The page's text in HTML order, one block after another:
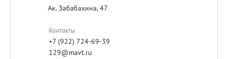
Ак. Забабахина, 47
Контакты
+7 (922) 724-69-39
129@mavt.ru